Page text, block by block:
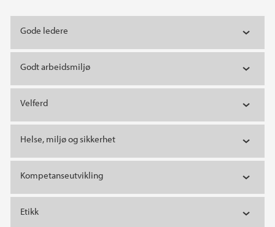
Gode ledere
Godt arbeidsmiljø
Velferd
Helse, miljø og sikkerhet
Kompetanseutvikling
Etikk